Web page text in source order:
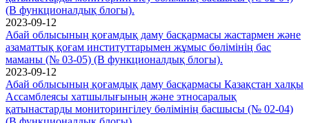
(В функционалдық блогы).
2023-09-12
Абай облысының қоғамдық даму басқармасы жастармен және
азаматтық қоғам институттарымен жұмыс бөлімінің бас
маманы (№ 03-05) (В функционалдық блогы).
2023-09-12
Абай облысының қоғамдық даму басқармасы Қазақстан халқы
Ассамблеясы хатшылығының және этносаралық
қатынастарды мониторингілеу бөлімінің басшысы (№ 02-04)